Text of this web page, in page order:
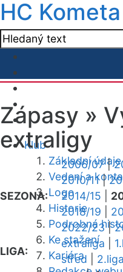
HC
Klub
Základní údaje
Vedení a
Logo
Historie
Podrobná
Ke stažení
Kariéra
Zápasy »
extraligy
SEZONA:
2006/07|
2010/11|
2014/15
2018/19
2022/23|
LIGA:
extraliga
střed